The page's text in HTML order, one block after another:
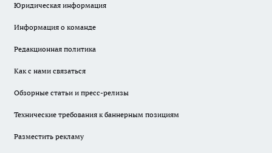
Юридическая информация
Информация о команде
Редакционная политика
Как с нами связаться
Обзорные статьи и пресс-релизы
Технические требования к баннерным позициям
Разместить рекламу